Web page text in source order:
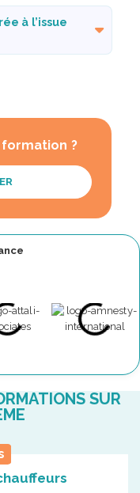
à l’issue
?
SUR